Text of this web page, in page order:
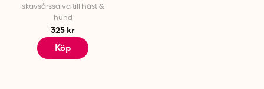
skavsårssalva till häst &
hund
325 kr
Köp